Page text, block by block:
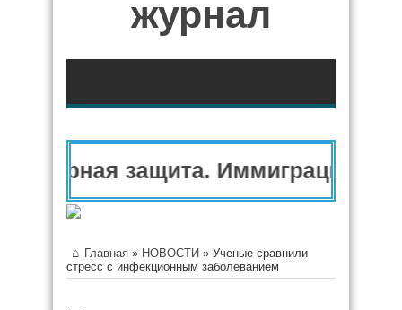
журнал
защита.
Главная » НОВОСТИ » Ученые сравнили
стресс с инфекционным заболеванием